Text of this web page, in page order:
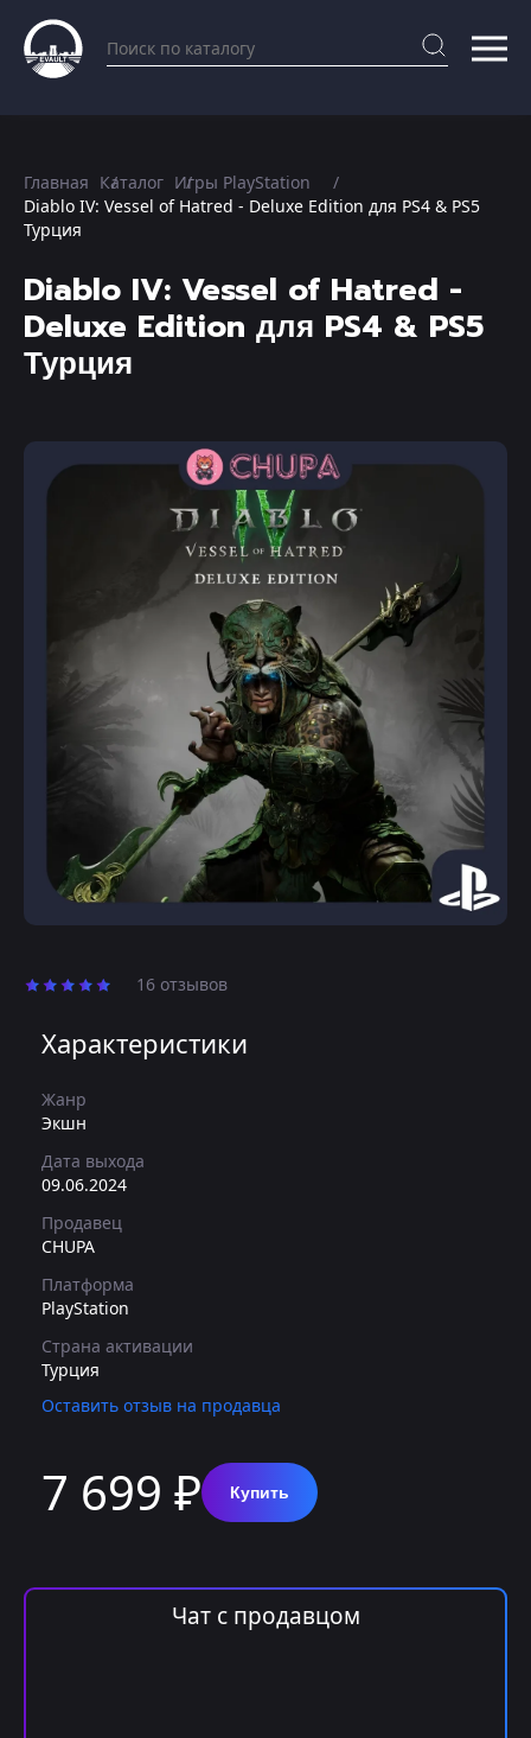
Главная Каталог Игры PlayStation
Diablo IV: Vessel of Hatred - Deluxe Edition для PS4 & PS5
Турция
Diablo IV: Vessel of Hatred -
Deluxe Edition для PS4 & PS5
Турция
16 отзывов
Характеристики
Жанр
Экшн
Дата выхода
09.06.2024
Продавец
CHUPA
Платформа
PlayStation
Страна активации
Турция
Оставить отзыв на продавца
7 699 ₽ Купить
Чат с продавцом